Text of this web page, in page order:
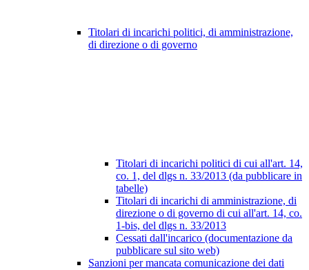
Titolari di incarichi politici, di amministrazione,
di direzione o di governo
Titolari di incarichi politici di cui all'art. 14,
co. 1, del dlgs n. 33/2013 (da pubblicare in
tabelle)
Titolari di incarichi di amministrazione, di
direzione o di governo di cui all'art. 14, co.
1-bis, del dlgs n. 33/2013
Cessati dall'incarico (documentazione da
pubblicare sul sito web)
Sanzioni per mancata comunicazione dei dati